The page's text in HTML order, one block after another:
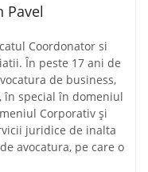
Pavel
Coordonator si
În peste 17 ani de
de business,
în special în domeniul
Corporativ și
juridice de inalta
avocatura, pe care o